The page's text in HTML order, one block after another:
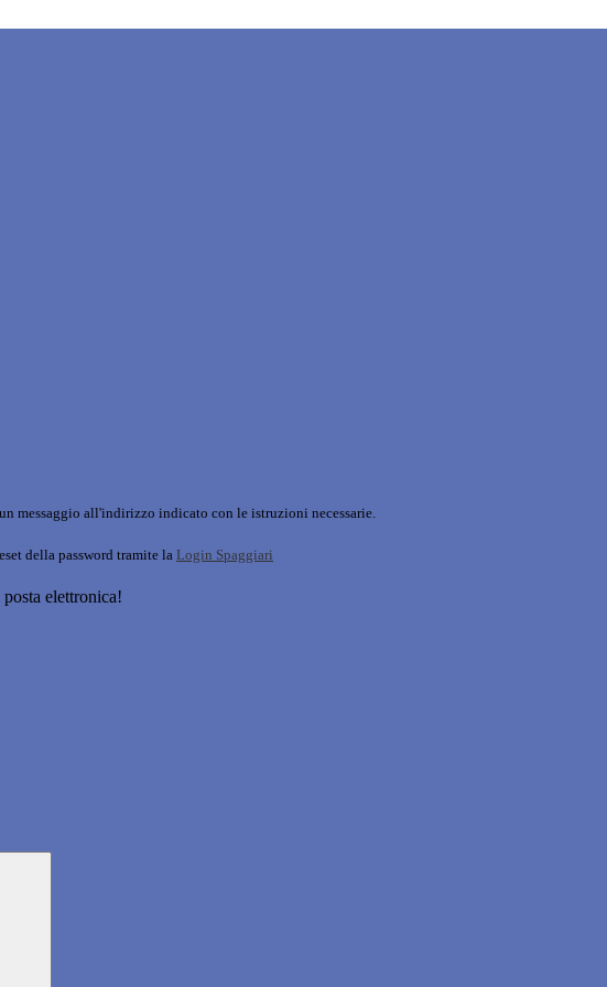
messaggio all'indirizzo indicato con le istruzioni necessarie.
della password tramite la Login Spaggiari
elettronica!